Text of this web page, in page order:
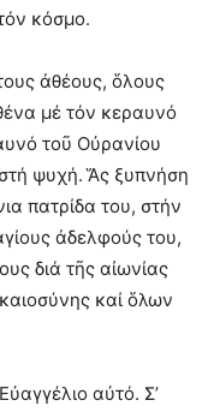
κόσμο.
ἀθέους, ὅλους
μέ τόν κεραυνό
τοῦ Οὐρανίου
ψυχή. Ἅς ξυπνήση
πατρίδα του, στήν
ἀδελφούς του,
διά τῆς αἰωνίας
καί ὅλων
αὐτό. Σ’